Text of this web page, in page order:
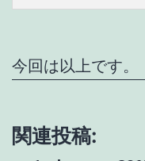
今回は以上です。
関連投稿: